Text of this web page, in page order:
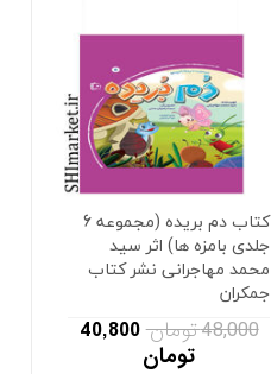
کتاب دم بریده (مجموعه 6
جلدی بامزه ها) اثر سید
محمد مهاجرانی نشر کتاب
جمکران
48,000 تومان
40,800
تومان